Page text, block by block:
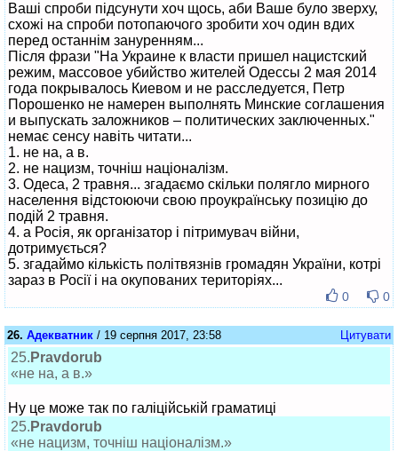
Ваші спроби підсунути хоч щось, аби Ваше було зверху,
схожі на спроби потопаючого зробити хоч один вдих
перед останнім зануренням...
Після фрази "На Украине к власти пришел нацистский
режим, массовое убийство жителей Одессы 2 мая 2014
года покрывалось Киевом и не расследуется, Петр
Порошенко не намерен выполнять Минские соглашения
и выпускать заложников – политических заключенных."
немає сенсу навіть читати...
1. не на, а в.
2. не нацизм, точніш націоналізм.
3. Одеса, 2 травня... згадаємо скільки полягло мирного
населення відстоюючи свою проукраїнську позицію до
подій 2 травня.
4. а Росія, як організатор і пітримувач війни,
дотримується?
5. згадаймо кількість політвязнів громадян України, котрі
зараз в Росії і на окупованих територіях...
0 0
26. Адекватник / 19 серпня 2017, 23:58 Цитувати
25. Pravdorub
«не на, а в.»
Ну це може так по галіційській граматиці
25. Pravdorub
«не нацизм, точніш націоналізм.»